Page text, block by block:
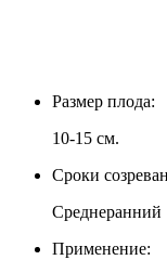
Размер плода:
10-15 см.
Сроки
Среднеранний
Применение: